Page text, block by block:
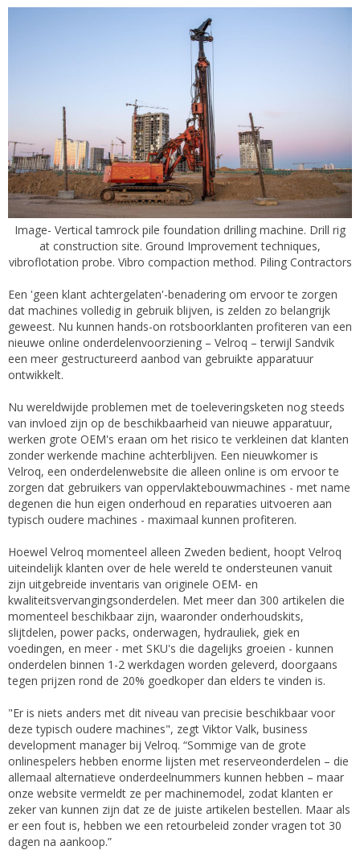
Image- Vertical tamrock pile foundation drilling machine. Drill rig
at construction site. Ground Improvement techniques,
vibroflotation probe. Vibro compaction method. Piling Contractors
Een 'geen klant achtergelaten'-benadering om ervoor te zorgen
dat machines volledig in gebruik blijven, is zelden zo belangrijk
geweest. Nu kunnen hands-on rotsboorklanten profiteren van een
nieuwe online onderdelenvoorziening – Velroq – terwijl Sandvik
een meer gestructureerd aanbod van gebruikte apparatuur
ontwikkelt.
Nu wereldwijde problemen met de toeleveringsketen nog steeds
van invloed zijn op de beschikbaarheid van nieuwe apparatuur,
werken grote OEM's eraan om het risico te verkleinen dat klanten
zonder werkende machine achterblijven. Een nieuwkomer is
Velroq, een onderdelenwebsite die alleen online is om ervoor te
zorgen dat gebruikers van oppervlaktebouwmachines - met name
degenen die hun eigen onderhoud en reparaties uitvoeren aan
typisch oudere machines - maximaal kunnen profiteren.
Hoewel Velroq momenteel alleen Zweden bedient, hoopt Velroq
uiteindelijk klanten over de hele wereld te ondersteunen vanuit
zijn uitgebreide inventaris van originele OEM- en
kwaliteitsvervangingsonderdelen. Met meer dan 300 artikelen die
momenteel beschikbaar zijn, waaronder onderhoudskits,
slijtdelen, power packs, onderwagen, hydrauliek, giek en
voedingen, en meer - met SKU's die dagelijks groeien - kunnen
onderdelen binnen 1-2 werkdagen worden geleverd, doorgaans
tegen prijzen rond de 20% goedkoper dan elders te vinden is.
"Er is niets anders met dit niveau van precisie beschikbaar voor
deze typisch oudere machines", zegt Viktor Valk, business
development manager bij Velroq. “Sommige van de grote
onlinespelers hebben enorme lijsten met reserveonderdelen – die
allemaal alternatieve onderdeelnummers kunnen hebben – maar
onze website vermeldt ze per machinemodel, zodat klanten er
zeker van kunnen zijn dat ze de juiste artikelen bestellen. Maar als
er een fout is, hebben we een retourbeleid zonder vragen tot 30
dagen na aankoop.”